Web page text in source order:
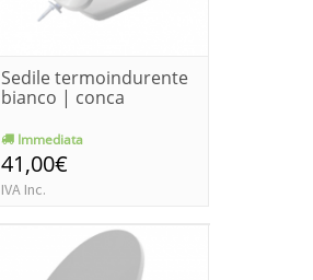
Sedile termoindurente
bianco | conca
Immediata
41,00€
IVA Inc.